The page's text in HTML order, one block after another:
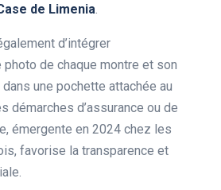
de Limenia
d’intégrer
de chaque montre et son
une pochette attachée au
démarches d’assurance ou de
émergente en 2024 chez les
favorise la transparence et